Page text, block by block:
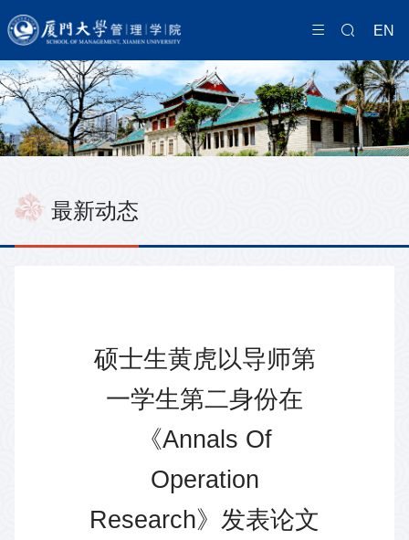
EN
最新动态
硕士生黄虎以导师第
一学生第二身份在
《Annals Of
Operation
Research》发表论文